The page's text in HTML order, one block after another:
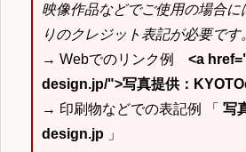
映像作品などでご使用の場合に
りのクレジット表記が必要です
→ Webでのリンク例 <a
design.jp/">写真提供：
→ 印刷物などでの表記例 「 写
design.jp 」